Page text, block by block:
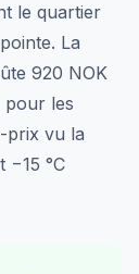
le quartier
La
920 NOK
pour les
prix vu la
−15 °C